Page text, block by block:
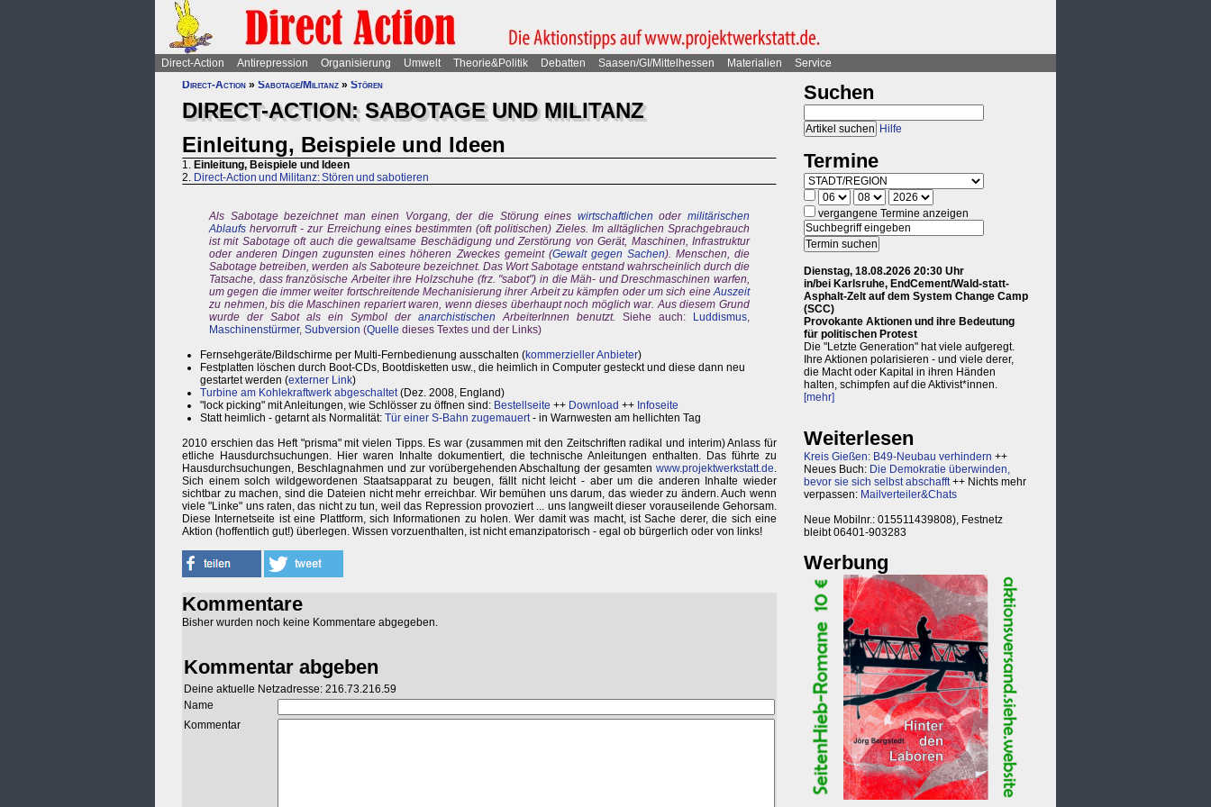
Direct-Action Antirepression Organisierung Umwelt Theorie&Politik Debatten Saasen/GI/Mittelhessen Materialien
Service
Direct-Action » Sabotage/Militanz » Stören
DIRECT-ACTION: SABOTAGE UND MILITANZ
Einleitung, Beispiele und Ideen
1. Einleitung, Beispiele und Ideen
2. Direct-Action und Militanz: Stören und sabotieren
Als Sabotage bezeichnet man einen Vorgang, der die Störung eines wirtschaftlichen odermilitärischen
Ablaufs hervorruft - zur Erreichung eines bestimmten (oft politischen) Zieles. Im alltäglichen Sprachgebrauch
ist mit Sabotage oft auch die gewaltsame Beschädigung und Zerstörung von Gerät, Maschinen, Infrastruktur
oder anderen Dingen zugunsten eines höheren Zweckes gemeint (Gewalt gegen Sachen). Menschen, die
Sabotage betreiben, werden als Saboteure bezeichnet. Das Wort Sabotage entstand wahrscheinlich durch die
Tatsache, dass französische Arbeiter ihre Holzschuhe (frz. "sabot") in die Mäh- und Dreschmaschinen warfen,
um gegen die immer weiter fortschreitende Mechanisierung ihrer Arbeit zu kämpfen oder um sich eineAuszeit
zu nehmen, bis die Maschinen repariert waren, wenn dieses überhaupt noch möglich war. Aus diesem Grund
wurde der Sabot als ein Symbol der anarchistischen ArbeiterInnen benutzt. Siehe auch: Luddismus,
Maschinenstürmer, Subversion (Quelle dieses Textes und der Links)
Fernsehgeräte/Bildschirme per Multi-Fernbedienung ausschalten (kommerzieller Anbieter)
Festplatten löschen durch Boot-CDs, Bootdisketten usw., die heimlich in Computer gesteckt und diese dann neu
gestartet werden (externer Link)
Turbine am Kohlekraftwerk abgeschaltet(Dez. 2008, England)
"lock picking" mit Anleitungen, wie Schlösser zu öffnen sind: Bestellseite ++ Download ++ Infoseite
Statt heimlich - getarnt als Normalität: Tür einer S-Bahn zugemauert- in Warnwesten am hellichten Tag
2010 erschien das Heft "prisma" mit vielen Tipps. Es war (zusammen mit den Zeitschriften radikal und interim) Anlass für
etliche Hausdurchsuchungen. Hier waren Inhalte dokumentiert, die technische Anleitungen enthalten. Das führte zu
Hausdurchsuchungen, Beschlagnahmen und zur vorübergehenden Abschaltung der gesamten www.projektwerkstatt.de.
Sich einem solch wildgewordenen Staatsapparat zu beugen, fällt nicht leicht - aber um die anderen Inhalte wieder
sichtbar zu machen, sind die Dateien nicht mehr erreichbar. Wir bemühen uns darum, das wieder zu ändern. Auch wenn
viele "Linke" uns raten, das nicht zu tun, weil das Repression provoziert ... uns langweilt dieser vorauseilende Gehorsam.
Diese Internetseite ist eine Plattform, sich Informationen zu holen. Wer damit was macht, ist Sache derer, die sich eine
Aktion (hoffentlich gut!) überlegen. Wissen vorzuenthalten, ist nicht emanzipatorisch - egal ob bürgerlich oder von links!
Kommentare
Bisher wurden noch keine Kommentare abgegeben.
Kommentar abgeben
Deine aktuelle Netzadresse: 216.73.216.59
Name
Kommentar
Suchen
Hilfe
Termine
vergangene Termine anzeigen
Dienstag, 18.08.2026 20:30 Uhr
in/bei Karlsruhe, EndCement/Wald-statt-
Asphalt-Zelt auf dem System Change Camp
(SCC)
Provokante Aktionen und ihre Bedeutung
für politischen Protest
Die "Letzte Generation" hat viele aufgeregt.
Ihre Aktionen polarisieren - und viele derer,
die Macht oder Kapital in ihren Händen
halten, schimpfen auf die Aktivist*innen.
[mehr]
Weiterlesen
Kreis Gießen: B49-Neubau verhindern ++
Neues Buch: Die Demokratie überwinden,
bevor sie sich selbst abschafft++ Nichts mehr
verpassen: Mailverteiler&Chats
Neue Mobilnr.: 015511439808), Festnetz
bleibt 06401-903283
Werbung